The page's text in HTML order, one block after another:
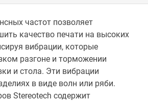
частот позволяет
качество печати на высоких
вибрации, которые
разгоне и торможении
и стола. Эти вибрации
в виде волн или ряби.
Stereotech содержит